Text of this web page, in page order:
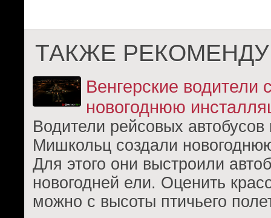
ТАКЖЕ
Венгерские водители
новогоднюю
Водители рейсовых автобусов
Мишкольц создали
Для этого они выстроили
новогодней ели. Оценить
можно с высоты птичьего